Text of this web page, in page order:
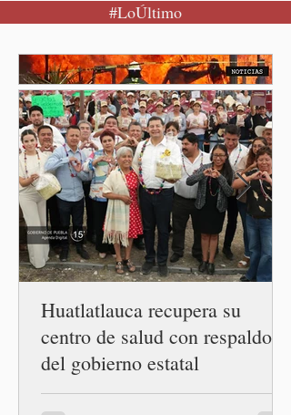
federal, David Kershenobich
exista un brote activo de
ciclosporiasis en México,
luego del incremento de
casos registrado en Estados
Unidos. Durante la
conferencia matutina en
Palacio Nacional, el
funcionario informó que en
el país únicamente se han
confirmado 33 casos de esta
enferme
#LoÚltimo
Huatlatlauca recupera su
centro de salud con respaldo
del gobierno estatal